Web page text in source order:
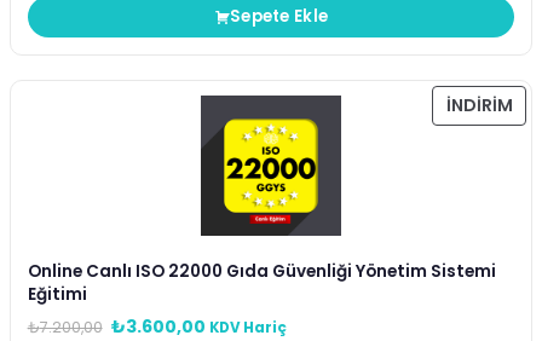
Sepete Ekle
İNDIRIM
Online Canlı ISO 22000 Gıda Güvenliği Yönetim Sistemi
Eğitimi
₺7.200,00 ₺3.600,00 KDV Hariç